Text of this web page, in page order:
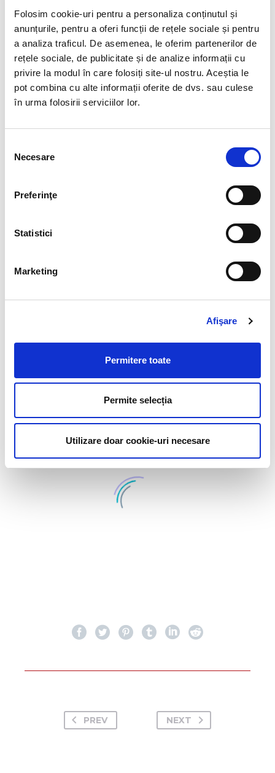
Folosim cookie-uri pentru a personaliza conținutul și
anunțurile, pentru a oferi funcții de rețele sociale și pentru
a analiza traficul. De asemenea, le oferim partenerilor de
rețele sociale, de publicitate și de analize informații cu
privire la modul în care folosiți site-ul nostru. Aceștia le
pot combina cu alte informații oferite de dvs. sau culese
în urma folosirii serviciilor lor.
consimțământului
Necesare
Preferinţe
Statistici
Marketing
Afişare
Permitere toate
Permite selecția
Utilizare doar cookie-uri necesare
enim ad minim veniam, quis nostrud exercitation
ullamco laboris nisi ut aliquip ex ea commodo
consequat.
OUR TEAM
DIAGRAM TITLE
Lorem ipsum dolor sit amet, consectetur
Databases
43%
77%
Design 56%
PREV NEXT